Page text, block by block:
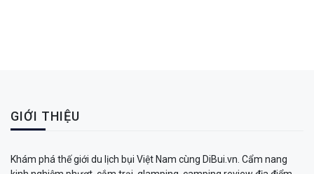
GIỚI THIỆU
Khám phá thế giới du lịch bụi Việt Nam cùng DiBui.vn. Cẩm nang